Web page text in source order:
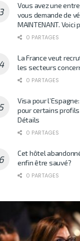
Vous avez une
vous demande de
MAINTENANT. Voici
0 PARTAGES
La France veut
les secteurs
0 PARTAGES
Visa pour
pour certains profils
Détails
0 PARTAGES
Cet hôtel
enfin être sauvé?
0 PARTAGES